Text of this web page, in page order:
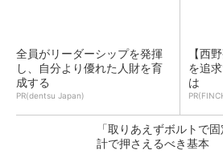
全員がリーダーシップを発揮
し、自分より優れた人財を育
成する
PR(dentsu Japan)
【西
を追
は
「取りあえずボルトで
計で押さえるべき基本